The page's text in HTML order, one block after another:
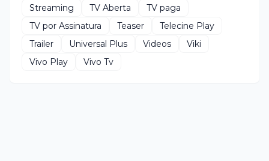
Streaming
TV Aberta
TV paga
TV por Assinatura
Teaser
Telecine Play
Trailer
Universal Plus Videos
Viki
Vivo Play
Vivo Tv